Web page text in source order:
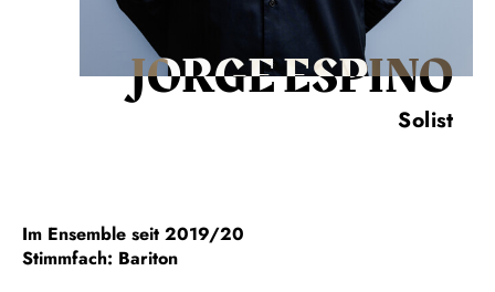
JORGE ESPINO
Solist
Im Ensemble seit 2019/20
Stimmfach: Bariton